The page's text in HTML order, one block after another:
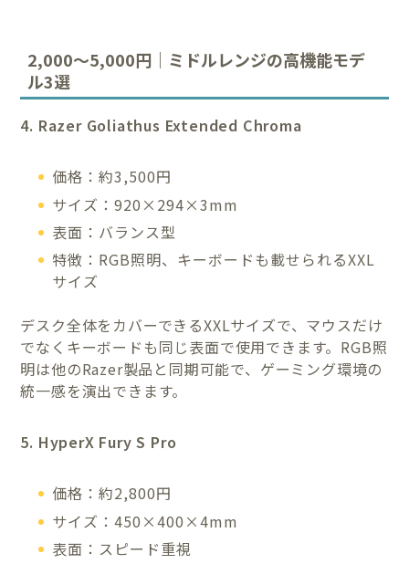
2,000〜5,000円｜ミドルレンジの高機能モデ
ル3選
4. Razer Goliathus Extended Chroma
価格：約3,500円
サイズ：920×294×3mm
表面：バランス型
特徴：RGB照明、キーボードも載せられるXXL
サイズ
デスク全体をカバーできるXXLサイズで、マウスだけ
でなくキーボードも同じ表面で使用できます。RGB照
明は他のRazer製品と同期可能で、ゲーミング環境の
統一感を演出できます。
5. HyperX Fury S Pro
価格：約2,800円
サイズ：450×400×4mm
表面：スピード重視